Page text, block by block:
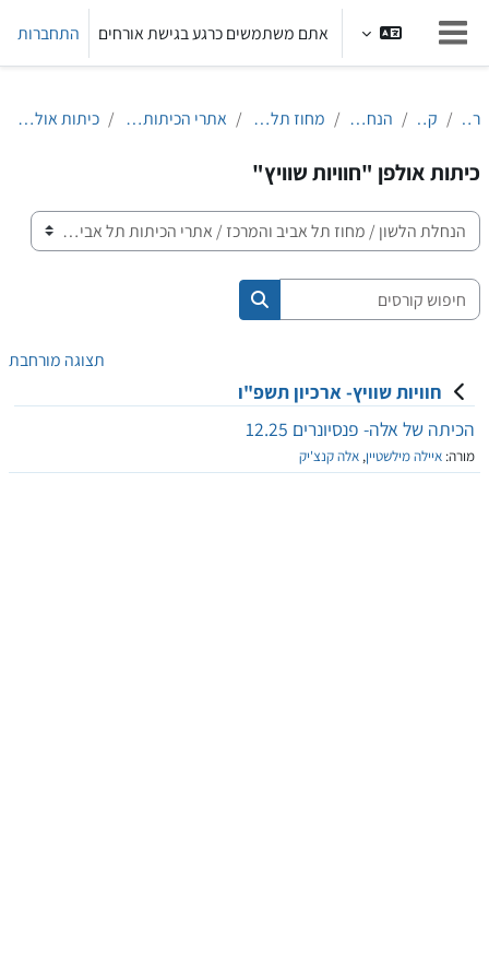
חלון סקירה צדדי
אתם משתמשים כרגע בגישת אורחים התחברות
ראשי קורסים הנחלת הלשון מחוז תל אביב והמרכז אתרי הכיתות תל אביב והמרכז כיתות אולפן "חוויות שוויץ"
כיתות אולפן "חוויות שוויץ"
קטגוריות קורסים
חיפוש קורסים
חיפוש קורסים
תצוגה מורחבת
חוויות שוויץ- ארכיון תשפ"ו
הכיתה של אלה- פנסיונרים 12.25
מורה: איילה מילשטיין, אלה קנצ'יק